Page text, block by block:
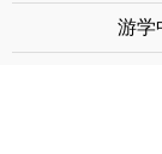
游学